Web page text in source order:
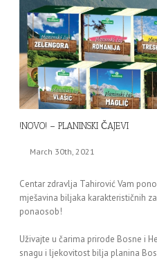
!NOVO! – PLANINSKI ČAJEVI
March 30th, 2021
Centar zdravlja Tahirović Vam
mješavina biljaka karakterističnih
ponaosob!
Uživajte u čarima prirode Bosne i
snagu i ljekovitost bilja planina